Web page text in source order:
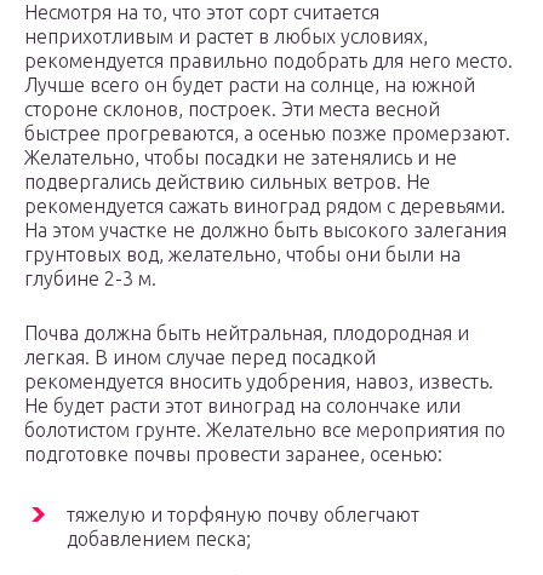
Несмотря на то, что этот сорт считается
неприхотливым и растет в любых условиях,
рекомендуется правильно подобрать для него место.
Лучше всего он будет расти на солнце, на южной
стороне склонов, построек. Эти места весной
быстрее прогреваются, а осенью позже промерзают.
Желательно, чтобы посадки не затенялись и не
подвергались действию сильных ветров. Не
рекомендуется сажать виноград рядом с деревьями.
На этом участке не должно быть высокого залегания
грунтовых вод, желательно, чтобы они были на
глубине 2-3 м.
Почва должна быть нейтральная, плодородная и
легкая. В ином случае перед посадкой
рекомендуется вносить удобрения, навоз, известь.
Не будет расти этот виноград на солончаке или
болотистом грунте. Желательно все мероприятия по
подготовке почвы провести заранее, осенью:
тяжелую и торфяную почву облегчают
добавлением песка;